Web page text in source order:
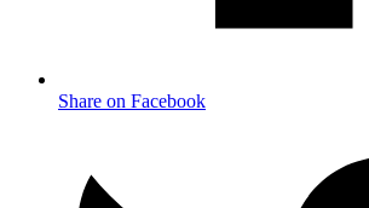
Share on Facebook